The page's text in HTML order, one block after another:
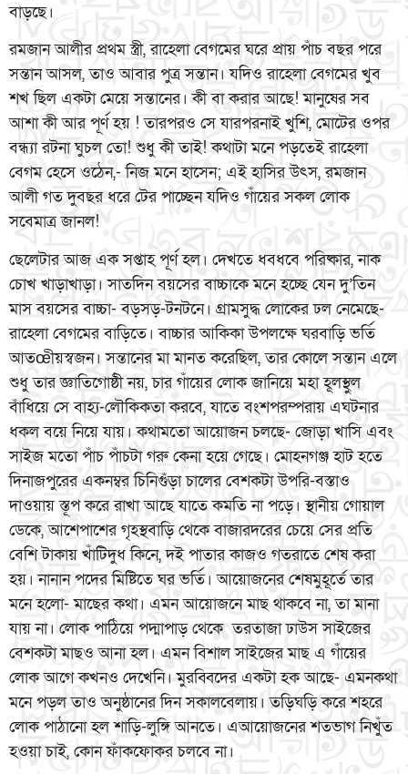
বাড়ছে।
রমজান আলীর প্রথম স্ত্রী, রাহেলা বেগমের ঘরে প্রায় পাঁচ বছর পরে
সন্তান আসল, তাও আবার পুত্র সন্তান। যদিও রাহেলা বেগমের খুব
শখ ছিল একটা মেয়ে সন্তানের। কী বা করার আছে! মানুষের সব
আশা কী আর পূর্ণ হয় ! তারপরও সে যারপরনাই খুশি, মোটের ওপর
বন্ধ্যা রটনা ঘুচল তো! শুধু কী তাই! কথাটা মনে পড়তেই রাহেলা
বেগম হেসে ওঠেন,- নিজ মনে হাসেন; এই হাসির উৎস, রমজান
আলী গত দুবছর ধরে টের পাচ্ছেন যদিও গাঁয়ের সকল লোক
সবেমাত্র জানল!
ছেলেটার আজ এক সপ্তাহ পূর্ণ হল। দেখতে ধবধবে পরিষ্কার, নাক
চোখ খাড়াখাড়া। সাতদিন বয়সের বাচ্চাকে মনে হচ্ছে যেন দু’তিন
মাস বয়সের বাচ্চা- বড়সড়-টনটনে। গ্রামসুদ্ধ লোকের ঢল নেমেছে-
রাহেলা বেগমের বাড়িতে। বাচ্চার আকিকা উপলক্ষে ঘরবাড়ি ভর্তি
আতœীয়স্বজন। সন্তানের মা মানত করেছিল, তার কোলে সন্তান এলে
শুধু তার জ্ঞাতিগোষ্ঠী নয়, চার গাঁয়ের লোক জানিয়ে মহা হূলস্থুল
বাঁধিয়ে সে বাহ্য-লৌকিকতা করবে, যাতে বংশপরম্পরায় এঘটনার
ধকল বয়ে নিয়ে যায়। কথামতো আয়োজন চলছে- জোড়া খাসি এবং
সাইজ মতো পাঁচ পাঁচটা গরু কেনা হয়ে গেছে। মোহনগঞ্জ হাট হতে
দিনাজপুরের একনম্বর চিনিগুঁড়া চালের বেশকটা উপরি-বস্তাও
দাওয়ায় স্তূপ করে রাখা আছে যাতে কমতি না পড়ে। স্থানীয় গোয়াল
ডেকে, আশেপাশের গৃহস্থবাড়ি থেকে বাজারদরের চেয়ে সের প্রতি
বেশি টাকায় খাঁটিদুধ কিনে, দই পাতার কাজও গতরাতে শেষ করা
হয়। নানান পদের মিষ্টিতে ঘর ভর্তি। আয়োজনের শেষমুহূর্তে তার
মনে হলো- মাছের কথা। এমন আয়োজনে মাছ থাকবে না, তা মানা
যায় না। লোক পাঠিয়ে পদ্মাপাড় থেকে তরতাজা ঢাউস সাইজের
বেশকটা মাছও আনা হল। এমন বিশাল সাইজের মাছ এ গাঁয়ের
লোক আগে কখনও দেখেনি। মুরব্বিদের একটা হক আছে- এমনকথা
মনে পড়ল তাও অনুষ্ঠানের দিন সকালবেলায়। তড়িঘড়ি করে শহরে
লোক পাঠানো হল শাড়ি-লুঙ্গি আনতে। এআয়োজনের শতভাগ নিখুঁত
হওয়া চাই, কোন ফাঁকফোকর চলবে না।